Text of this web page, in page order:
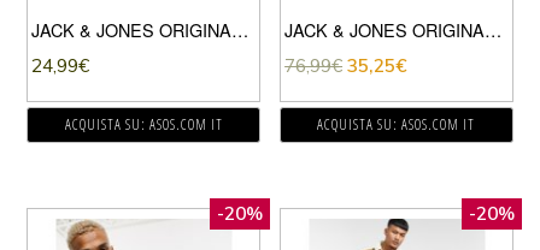
JACK & JONES ORIGINALS – FELPA CON CAPPUCCIO VERDE CON LOGO A TIMBRO
24,99€
ACQUISTA SU: ASOS.COM IT
JACK & JONES ORIGINALS – PARKA CORTO COLOR KAKI-VERDE
76,99€ 35,25€
ACQUISTA SU: ASOS.COM IT
-20% -20%